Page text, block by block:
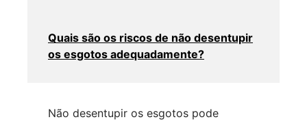
Quais são os riscos de não desentupir
os esgotos adequadamente?
Não desentupir os esgotos pode